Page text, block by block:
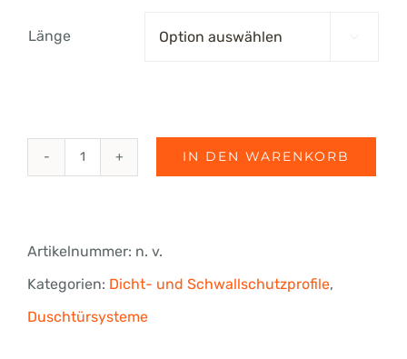
€16.63
Länge
Streifdichtung,
IN DEN WARENKORB
Artikelnummer: n. v.
Kategorien: Dicht- und Schwallschutzprofile,
Duschtürsysteme